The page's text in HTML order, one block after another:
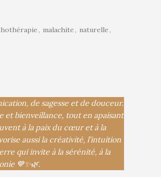
, malachite, naturelle,
de sagesse et de douceur.
et bienveillance, tout en apaisant
à la paix du cœur et à la
aussi la créativité, l’intuition
qui invite à la sérénité, à la
💙✨🌿.